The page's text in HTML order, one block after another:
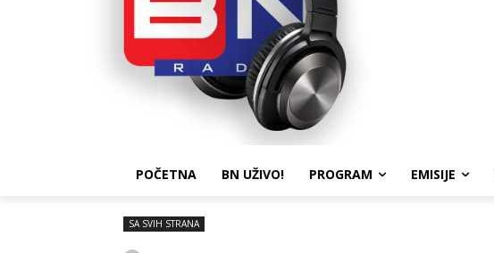
POČETNA BN UŽIVO! PROGRAM EMISIJE
SA SVIH STRANA